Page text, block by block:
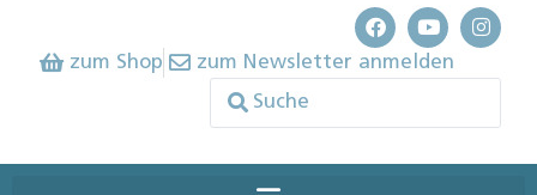
zum Shop zum Newsletter anmelden